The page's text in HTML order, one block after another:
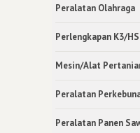
Peralatan Olahraga
Perlengkapan K3/
Mesin/Alat
Peralatan
Peralatan Panen